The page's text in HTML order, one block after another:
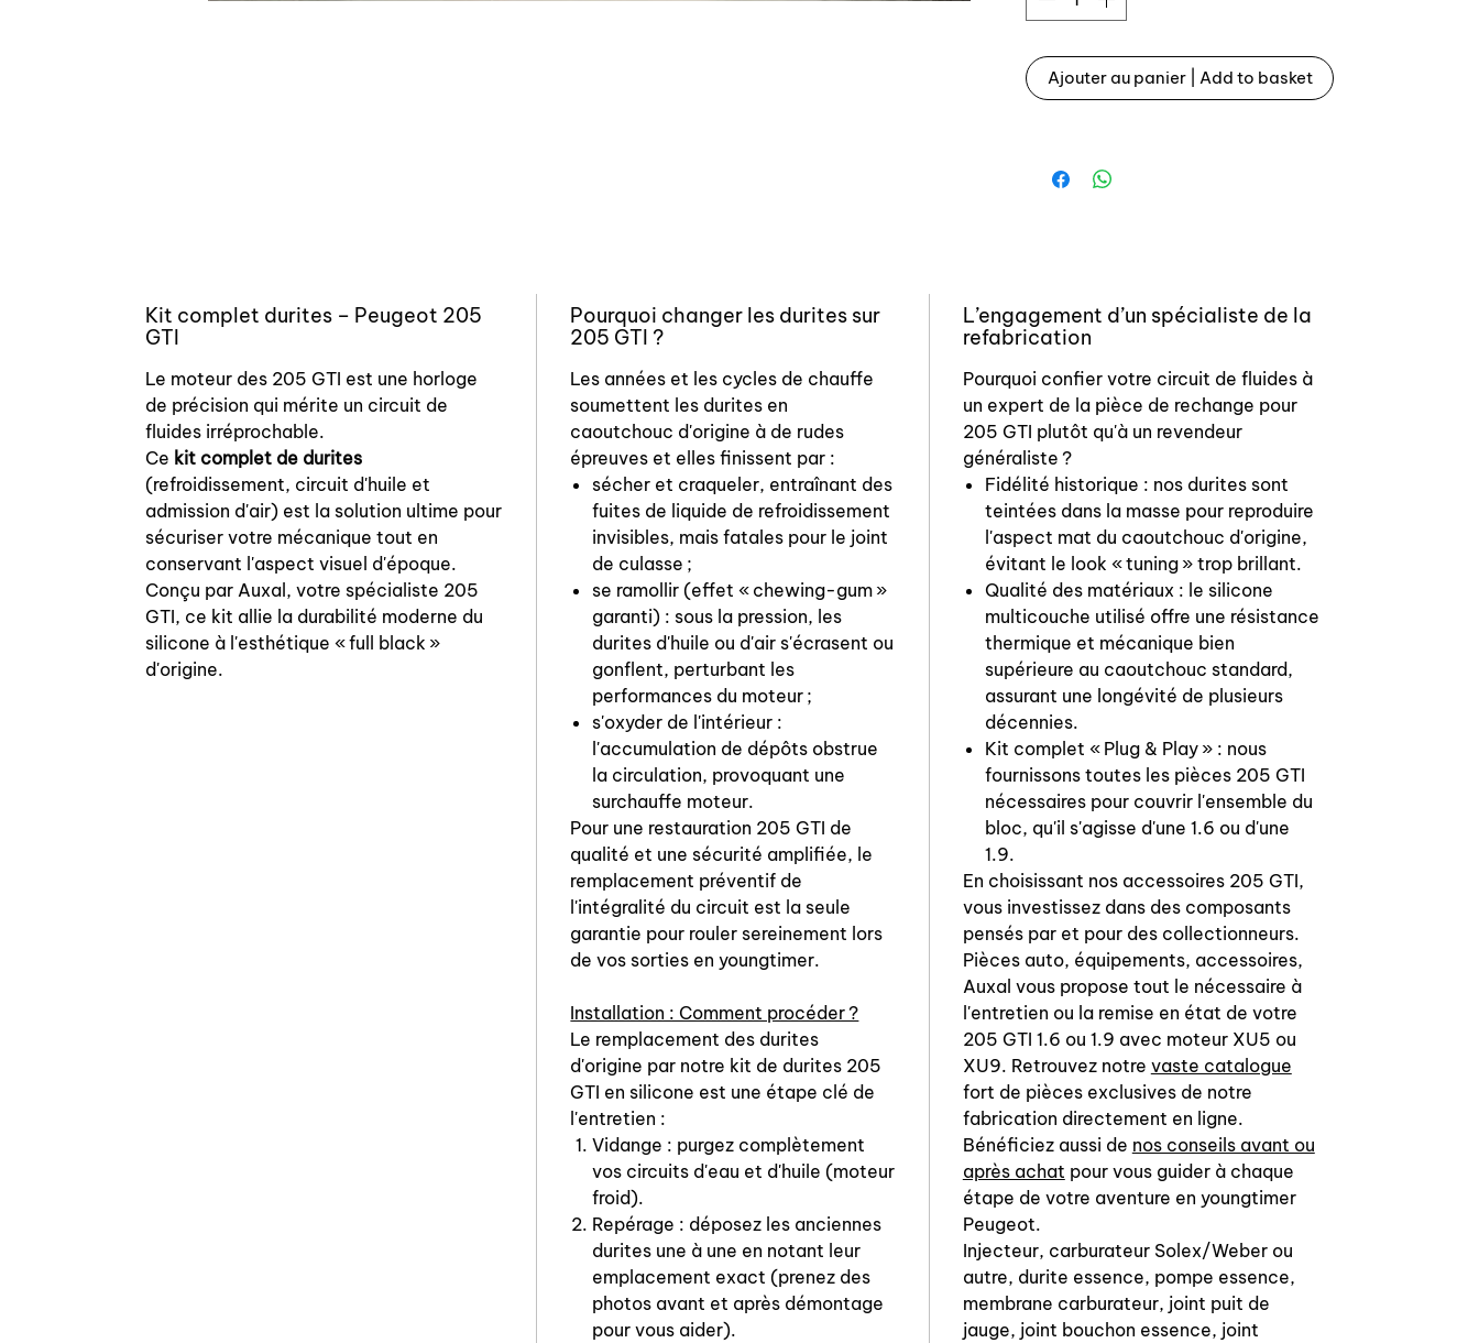
1350 98 135098
130775 1307 75
1307W9 1307 W9
1307 B2 1307B2
2 durites pour tiroir d’air additionnel
036245
036235
5 durites pour circuit huile
1192.60
1180.58
1192.46
1180.59
1180.C4
Fabriquées en France, excellente
qualité, identique aux pièces
d'origine.
Il s'agit de durites identiques à
l'origine et non pas de durites en
silicones fabriquées en Chine.
Set of 17 hoses for Peugeot 205
GTI/CTI 1.6 and 1.9L and 309 GTI 8V.
Engine type: XU5JA, XU9JA, XU9J1/Z
except engine 105 and 130HP with
modine - heat exchanger.
Kit includes:
10 water cooling hoses
5 oil system hoses
2 S.A.D. system hoses
OEM quality product, not silicon
products than is a tuning option!
Same kit is available for :
105 chs HERE
Ajouter au panier | Add to basket
Kit complet durites – Peugeot 205
GTI
Le moteur des 205 GTI est une horloge
de précision qui mérite un circuit de
fluides irréprochable.
Ce kit complet de durites
(refroidissement, circuit d'huile et
admission d'air) est la solution ultime pour
sécuriser votre mécanique tout en
conservant l'aspect visuel d'époque.
Conçu par Auxal, votre spécialiste 205
GTI, ce kit allie la durabilité moderne du
silicone à l'esthétique « full black »
d'origine.
Pourquoi changer les durites sur
205 GTI ?
Les années et les cycles de chauffe
soumettent les durites en
caoutchouc d'origine à de rudes
épreuves et elles finissent par :
sécher et craqueler, entraînant des
fuites de liquide de refroidissement
invisibles, mais fatales pour le joint
de culasse ;
se ramollir (effet « chewing-gum »
garanti) : sous la pression, les
durites d'huile ou d'air s'écrasent ou
gonflent, perturbant les
performances du moteur ;
s'oxyder de l'intérieur :
l'accumulation de dépôts obstrue
la circulation, provoquant une
surchauffe moteur.
Pour une restauration 205 GTI de
qualité et une sécurité amplifiée, le
remplacement préventif de
l'intégralité du circuit est la seule
garantie pour rouler sereinement lors
de vos sorties en youngtimer.
Installation : Comment procéder ?
Le remplacement des durites
d'origine par notre kit de durites 205
GTI en silicone est une étape clé de
l'entretien :
Vidange : purgez complètement
vos circuits d'eau et d'huile (moteur
froid).
Repérage : déposez les anciennes
durites une à une en notant leur
emplacement exact (prenez des
photos avant et après démontage
pour vous aider).
L’engagement d’un spécialiste de la
refabrication
Pourquoi confier votre circuit de fluides à
un expert de la pièce de rechange pour
205 GTI plutôt qu'à un revendeur
généraliste ?
Fidélité historique : nos durites sont
teintées dans la masse pour reproduire
l'aspect mat du caoutchouc d'origine,
évitant le look « tuning » trop brillant.
Qualité des matériaux : le silicone
multicouche utilisé offre une résistance
thermique et mécanique bien
supérieure au caoutchouc standard,
assurant une longévité de plusieurs
décennies.
Kit complet « Plug & Play » : nous
fournissons toutes les pièces 205 GTI
nécessaires pour couvrir l'ensemble du
bloc, qu'il s'agisse d'une 1.6 ou d'une
1.9.
En choisissant nos accessoires 205 GTI,
vous investissez dans des composants
pensés par et pour des collectionneurs.
Pièces auto, équipements, accessoires,
Auxal vous propose tout le nécessaire à
l'entretien ou la remise en état de votre
205 GTI 1.6 ou 1.9 avec moteur XU5 ou
XU9. Retrouvez notre vaste catalogue
fort de pièces exclusives de notre
fabrication directement en ligne.
Bénéficiez aussi de nos conseils avant ou
après achat pour vous guider à chaque
étape de votre aventure en youngtimer
Peugeot.
Injecteur, carburateur Solex/Weber ou
autre, durite essence, pompe essence,
membrane carburateur, joint puit de
jauge, joint bouchon essence, joint